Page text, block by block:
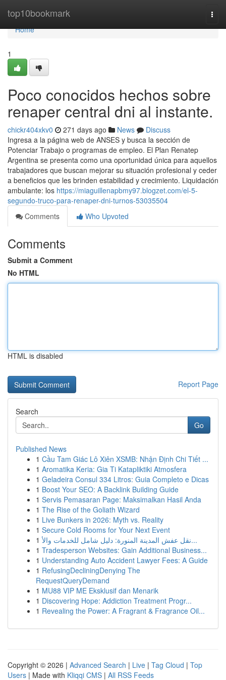
top10bookmark
Home
Home
1
Poco conocidos hechos sobre
renaper central dni al instante.
chickr404xkv0 271 days ago News
Discuss
Ingresa a ​la página web de ANSES y busca la sección ⁢de
Potenciar Trabajo o programas de empleo. El Plan Renatep
Argentina se presenta como una oportunidad única para aquellos
trabajadores que buscan mejorar su situación profesional y ceder
a beneficios que les brinden estabilidad y crecimiento. Liquidación
ambulante: los https://miaguillenapbmy97.blogzet.com/el-5-
segundo-truco-para-renaper-dni-turnos-53035504
Comments
Who Upvoted
Comments
Submit a Comment
No HTML
HTML is disabled
Report Page
Search
Go
Published News
1 Cầu Tam Giác Lô Xiên XSMB: Nhận Định Chi Tiết ...
1 Aromatika Keria: Gia Ti Katapliktiki Atmosfera
1 Geladeira Consul 334 Litros: Guia Completo e Dicas
1 Boost Your SEO: A Backlink Building Guide
1 Servis Pemasaran Page: Maksimalkan Hasil Anda
1 The Rise of the Goliath Wizard
1 Live Bunkers in 2026: Myth vs. Reality
1 Secure Cold Rooms for Your Next Event
1
نقل عفش المدينة المنورة: دليل شامل للخدمات والأ...
1 Tradesperson Websites: Gain Additional Business...
1 Understanding Auto Accident Lawyer Fees: A Guide
1 RefusingDecliningDenying The
RequestQueryDemand
1 MU88 VIP ME Eksklusif dan Menarik
1 Discovering Hope: Addiction Treatment Progr...
1 Revealing the Power: A Fragrant & Fragrance Oil...
Copyright © 2026 | Advanced Search | Live | Tag Cloud | Top
Users | Made with Kliqqi CMS | All RSS Feeds